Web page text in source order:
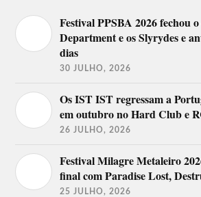
Festival PPSBA 2026 fechou
Department e os Slyrydes e
dias
30 JULHO, 2026
Os IST IST regressam a
em outubro no Hard Club e
26 JULHO, 2026
Festival Milagre Metaleiro
final com Paradise Lost,
25 JULHO, 2026